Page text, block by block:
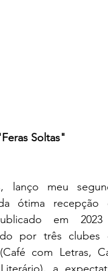
Soltas"
lanço meu
ótima recepção
em
por três clubes
com Letras,